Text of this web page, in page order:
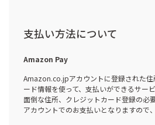
支払い方法について
Amazon Pay
Amazon.co.jpアカウントに登録された住
ード情報を使って、支払いができるサービ
面倒な住所、クレジットカード登録の必
アカウントでのお支払いとなりますので